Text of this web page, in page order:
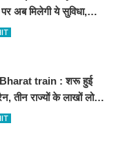
अब मिलेगी ये सुविधा,
से तुरंत घायल पहुंचेगा
train : शरू हुई
तीन राज्यों के लाखों लोगों
देखें पूरा रूटमैप